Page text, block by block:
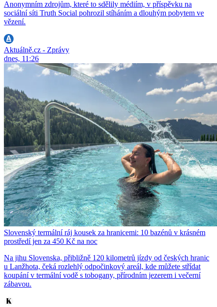
Anonymním zdrojům, které to sdělily médiím, v příspěvku na
sociální síti Truth Social pohrozil stíháním a dlouhým pobytem ve
vězení.
Aktuálně.cz - Zprávy
dnes, 11:26
Slovenský termální ráj kousek za hranicemi: 10 bazénů v krásném
prostředí jen za 450 Kč na noc
Na jihu Slovenska, přibližně 120 kilometrů jízdy od českých hranic
u Lanžhota, čeká rozlehlý odpočinkový areál, kde můžete střídat
koupání v termální vodě s tobogany, přírodním jezerem i večerní
zábavou.